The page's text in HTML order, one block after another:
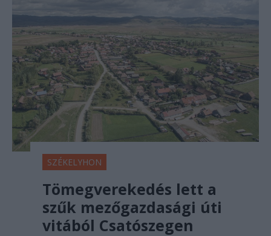
SZÉKELYHON
Tömegverekedés lett a
szűk mezőgazdasági úti
vitából Csatószegen